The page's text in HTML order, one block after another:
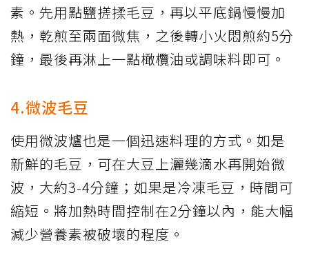
素。先用點鹽搓揉毛豆，再以平底鍋慢慢加
熱，乾煎至兩面微焦，之後轉小火悶煎約5分
鐘，最後再淋上一點橄欖油或調味料即可。
4.微波毛豆
使用微波爐也是一個迅速料理的方式。如是
新鮮的毛豆，可在大豆上灑幾滴水再開始微
波，大約3-4分鐘；如果是冷凍毛豆，時間可
縮短。將加熱時間控制在2分鐘以內，能大幅
減少營養素被破壞的程度。